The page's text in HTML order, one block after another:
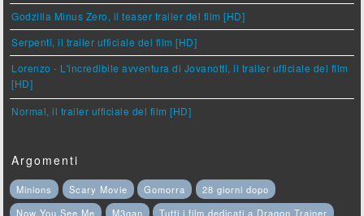
Godzilla Minus Zero, il teaser trailer del film [HD]
Serpenti, il trailer ufficiale del film [HD]
Lorenzo - L'incredibile avventura di Jovanotti, il trailer ufficiale del film
[HD]
Normal, il trailer ufficiale del film [HD]
Argomenti
Minions Scary Movie Gomorra
28 giorni dopo
Now You See Me
M3gan
Tutti i film dedicati a Dragon Trainer